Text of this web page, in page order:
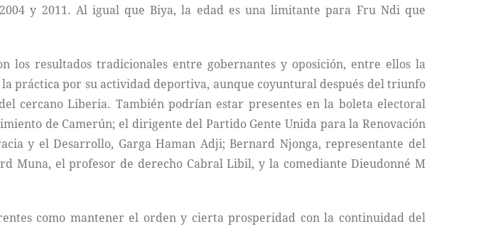
y 2011. Al igual que Biya, la edad es una limitante para Fru Ndi que
los resultados tradicionales entre gobernantes y oposición, entre ellos la
práctica por su actividad deportiva, aunque coyuntural después del triunfo
cercano Liberia. También podrían estar presentes en la boleta electoral
de Camerún; el dirigente del Partido Gente Unida para la Renovación
y el Desarrollo, Garga Haman Adji; Bernard Njonga, representante del
Muna, el profesor de derecho Cabral Libil, y la comediante Dieudonné M
como mantener el orden y cierta prosperidad con la continuidad del